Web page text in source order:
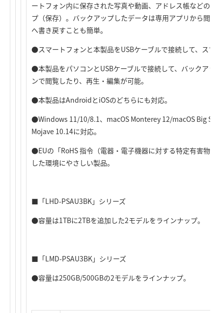
ートフォン内に保存された写真や動画、アドレス帳などの
プ（保存）。バックアップしたデータは専用アプリから閲
へ書き戻すことも簡単。
●スマートフォンと本製品をUSBケーブルで接続して、スマ
●本製品をパソコンとUSBケーブルで接続して、バックアッ
ンで閲覧したり、再生・編集が可能。
●本製品はAndroidとiOSのどちらにも対応。
●Windows 11/10/8.1、macOS Monterey 12/macOS Big
Mojave 10.14に対応。
●EUの「RoHS 指令（電器・電子機器に対する特定有害物
した環境にやさしい製品。
■「LHD-PSAU3BK」シリーズ
●容量は1TBに2TBを追加した2モデルをラインナップ。
■「LMD-PSAU3BK」シリーズ
●容量は250GB/500GBの2モデルをラインナップ。